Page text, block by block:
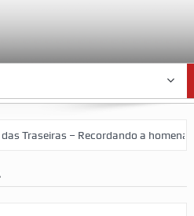
Traseiras – Recordando a